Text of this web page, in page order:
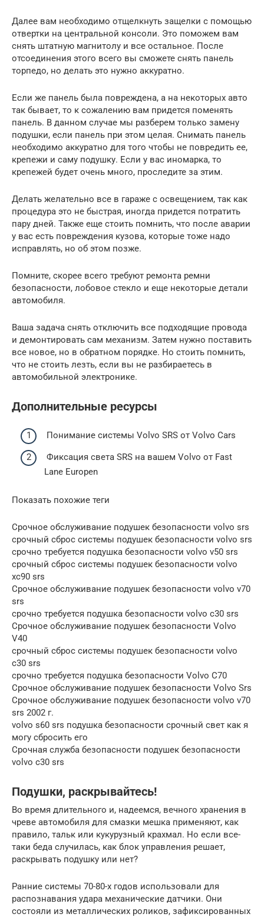
Далее вам необходимо отщелкнуть защелки с помощью
отвертки на центральной консоли. Это поможем вам
снять штатную магнитолу и все остальное. После
отсоединения этого всего вы сможете снять панель
торпедо, но делать это нужно аккуратно.
Если же панель была повреждена, а на некоторых авто
так бывает, то к сожалению вам придется поменять
панель. В данном случае мы разберем только замену
подушки, если панель при этом целая. Снимать панель
необходимо аккуратно для того чтобы не повредить ее,
крепежи и саму подушку. Если у вас иномарка, то
крепежей будет очень много, проследите за этим.
Делать желательно все в гараже с освещением, так как
процедура это не быстрая, иногда придется потратить
пару дней. Также еще стоить помнить, что после аварии
у вас есть повреждения кузова, которые тоже надо
исправлять, но об этом позже.
Помните, скорее всего требуют ремонта ремни
безопасности, лобовое стекло и еще некоторые детали
автомобиля.
Ваша задача снять отключить все подходящие провода
и демонтировать сам механизм. Затем нужно поставить
все новое, но в обратном порядке. Но стоить помнить,
что не стоить лезть, если вы не разбираетесь в
автомобильной электронике.
Дополнительные ресурсы
Понимание системы Volvo SRS от Volvo Cars
Фиксация света SRS на вашем Volvo от Fast
Lane Europen
Показать похожие теги
Срочное обслуживание подушек безопасности volvo srs
срочный сброс системы подушек безопасности volvo srs
срочно требуется подушка безопасности volvo v50 srs
срочный сброс системы подушек безопасности volvo
xc90 srs
Срочное обслуживание подушек безопасности volvo v70
srs
срочно требуется подушка безопасности volvo c30 srs
Срочное обслуживание подушек безопасности Volvo
V40
срочный сброс системы подушек безопасности volvo
c30 srs
срочно требуется подушка безопасности Volvo C70
Срочное обслуживание подушек безопасности Volvo Srs
Срочное обслуживание подушек безопасности volvo v70
srs 2002 г.
volvo s60 srs подушка безопасности срочный свет как я
могу сбросить его
Срочная служба безопасности подушек безопасности
volvo c30 srs
Подушки, раскрывайтесь!
Во время длительного и, надеемся, вечного хранения в
чреве автомобиля для смазки мешка применяют, как
правило, тальк или кукурузный крахмал. Но если все-
таки беда случилась, как блок управления решает,
раскрывать подушку или нет?
Ранние системы 70-80-х годов использовали для
распознавания удара механические датчики. Они
состояли из металлических роликов, зафиксированных